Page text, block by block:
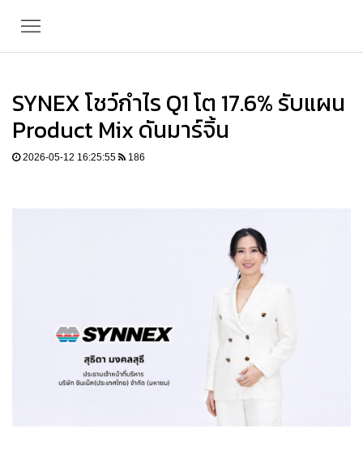
SYNEX โชว์กำไร Q1 โต 17.6% รับแผน
Product Mix ดันมาร์จิ้น
2026-05-12 16:25:55 186